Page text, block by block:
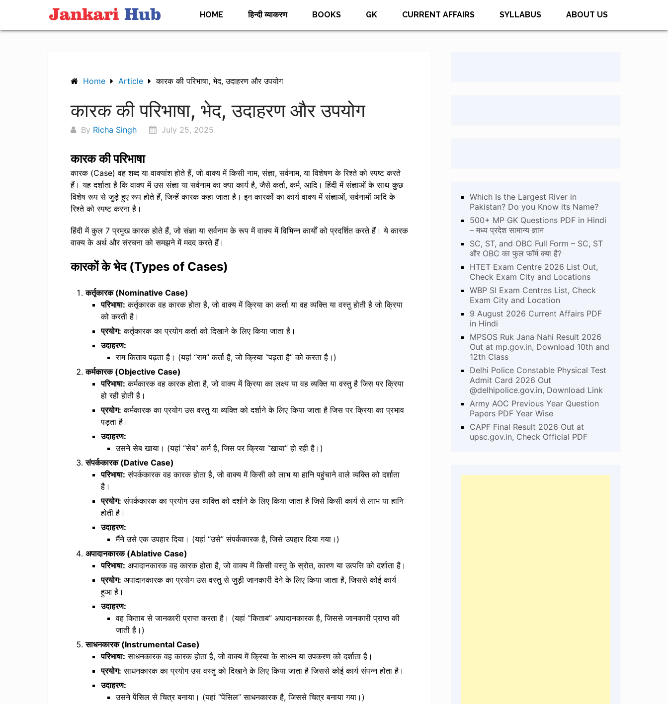
content
HOME हिन्दी व्याकरण BOOKS GK CURRENT AFFAIRS SYLLABUS ABOUT US
Home Article कारक की परिभाषा, भेद, उदाहरण और उपयोग
कारक की परिभाषा, भेद, उदाहरण और उपयोग
By Richa Singh July 25, 2025
कारक की परिभाषा
कारक (Case) वह शब्द या वाक्यांश होते हैं, जो वाक्य में किसी नाम, संज्ञा, सर्वनाम, या विशेषण के रिश्ते को स्पष्ट करते
हैं। यह दर्शाता है कि वाक्य में उस संज्ञा या सर्वनाम का क्या कार्य है, जैसे कर्ता, कर्म, आदि। हिंदी में संज्ञाओं के साथ कुछ
विशेष रूप से जुड़े हुए रूप होते हैं, जिन्हें कारक कहा जाता है। इन कारकों का कार्य वाक्य में संज्ञाओं, सर्वनामों आदि के
रिश्ते को स्पष्ट करना है।
हिंदी में कुल 7 प्रमुख कारक होते हैं, जो संज्ञा या सर्वनाम के रूप में वाक्य में विभिन्न कार्यों को प्रदर्शित करते हैं। ये कारक
वाक्य के अर्थ और संरचना को समझने में मदद करते हैं।
कारकों के भेद (Types of Cases)
कर्तृकारक (Nominative Case)
परिभाषा: कर्तृकारक वह कारक होता है, जो वाक्य में क्रिया का कर्ता या वह व्यक्ति या वस्तु होती है जो क्रिया
को करती है।
प्रयोग: कर्तृकारक का प्रयोग कर्ता को दिखाने के लिए किया जाता है।
उदाहरण:
राम किताब पढ़ता है। (यहां “राम” कर्ता है, जो क्रिया “पढ़ता है” को करता है।)
कर्मकारक (Objective Case)
परिभाषा: कर्मकारक वह कारक होता है, जो वाक्य में क्रिया का लक्ष्य या वह व्यक्ति या वस्तु है जिस पर क्रिया
हो रही होती है।
प्रयोग: कर्मकारक का प्रयोग उस वस्तु या व्यक्ति को दर्शाने के लिए किया जाता है जिस पर क्रिया का प्रभाव
पड़ता है।
उदाहरण:
उसने सेब खाया। (यहां “सेब” कर्म है, जिस पर क्रिया “खाया” हो रही है।)
संपर्ककारक (Dative Case)
परिभाषा: संपर्ककारक वह कारक होता है, जो वाक्य में किसी को लाभ या हानि पहुंचाने वाले व्यक्ति को दर्शाता
है।
प्रयोग: संपर्ककारक का प्रयोग उस व्यक्ति को दर्शाने के लिए किया जाता है जिसे किसी कार्य से लाभ या हानि
होती है।
उदाहरण:
मैंने उसे एक उपहार दिया। (यहां “उसे” संपर्ककारक है, जिसे उपहार दिया गया।)
अपादानकारक (Ablative Case)
परिभाषा: अपादानकारक वह कारक होता है, जो वाक्य में किसी वस्तु के स्रोत, कारण या उत्पत्ति को दर्शाता है।
प्रयोग: अपादानकारक का प्रयोग उस वस्तु से जुड़ी जानकारी देने के लिए किया जाता है, जिससे कोई कार्य
हुआ है।
उदाहरण:
वह किताब से जानकारी प्राप्त करता है। (यहां “किताब” अपादानकारक है, जिससे जानकारी प्राप्त की
जाती है।)
साधनकारक (Instrumental Case)
परिभाषा: साधनकारक वह कारक होता है, जो वाक्य में क्रिया के साधन या उपकरण को दर्शाता है।
प्रयोग: साधनकारक का प्रयोग उस वस्तु को दिखाने के लिए किया जाता है जिससे कोई कार्य संपन्न होता है।
उदाहरण:
उसने पेंसिल से चित्र बनाया। (यहां “पेंसिल” साधनकारक है, जिससे चित्र बनाया गया।)
Which Is the Largest River in
Pakistan? Do you Know its Name?
500+ MP GK Questions PDF in Hindi
– मध्य प्रदेश सामान्य ज्ञान
SC, ST, and OBC Full Form – SC, ST
और OBC का फुल फॉर्म क्या है?
HTET Exam Centre 2026 List Out,
Check Exam City and Locations
WBP SI Exam Centres List, Check
Exam City and Location
9 August 2026 Current Affairs PDF
in Hindi
MPSOS Ruk Jana Nahi Result 2026
Out at mp.gov.in, Download 10th and
12th Class
Delhi Police Constable Physical Test
Admit Card 2026 Out
@delhipolice.gov.in, Download Link
Army AOC Previous Year Question
Papers PDF Year Wise
CAPF Final Result 2026 Out at
upsc.gov.in, Check Official PDF